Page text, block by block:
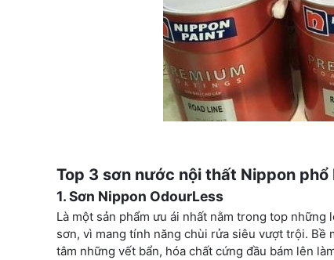
Top 3 sơn nước nội thất Nippon phổ
1. Sơn Nippon OdourLess
Là một sản phẩm ưu ái nhất nằm trong top những
sơn, vì mang tính năng chùi rửa siêu vượt trội.
tâm những vết bẩn, hóa chất cứng đầu bám lên